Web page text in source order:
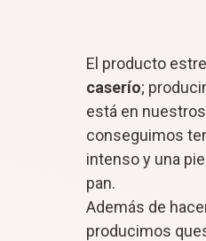
El producto
caserío;
está en
conseguimos
intenso y una
pan.
Además de
producimos